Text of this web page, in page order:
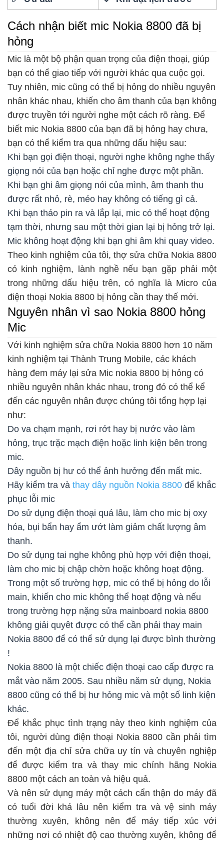
Cách nhận biết mic Nokia 8800 đã bị
hỏng
Mic là một bộ phận quan trọng của điện thoại, giúp
bạn có thể giao tiếp với người khác qua cuộc gọi.
Tuy nhiên, mic cũng có thể bị hỏng do nhiều nguyên
nhân khác nhau, khiến cho âm thanh của bạn không
được truyền tới người nghe một cách rõ ràng. Để
biết mic Nokia 8800 của bạn đã bị hỏng hay chưa,
bạn có thể kiểm tra qua những dấu hiệu sau:
Khi bạn gọi điện thoại, người nghe không nghe thấy
giọng nói của bạn hoặc chỉ nghe được một phần.
Khi bạn ghi âm giọng nói của mình, âm thanh thu
được rất nhỏ, rè, méo hay không có tiếng gì cả.
Khi bạn tháo pin ra và lắp lại, mic có thể hoạt động
tạm thời, nhưng sau một thời gian lại bị hỏng trở lại.
Mic không hoạt động khi bạn ghi âm khi quay video.
Theo kinh nghiệm của tôi, thợ sửa chữa Nokia 8800
có kinh nghiệm, lành nghề nếu bạn gặp phải một
trong những dấu hiệu trên, có nghĩa là Micro của
điện thoại Nokia 8800 bị hỏng cần thay thế mới.
Nguyên nhân vì sao Nokia 8800 hỏng
Mic
Với kinh nghiệm sửa chữa Nokia 8800 hơn 10 năm
kinh nghiệm tại Thành Trung Mobile, các khách
hàng đem máy lại sửa Mic nokia 8800 bị hỏng có
nhiều nguyên nhân khác nhau, trong đó có thể kể
đến các nguyên nhân được chúng tôi tổng hợp lại
như:
Do va chạm mạnh, rơi rớt hay bị nước vào làm
hỏng, trục trặc mạch điện hoặc linh kiện bên trong
mic.
Dây nguồn bị hư có thể ảnh hưởng đến mất mic.
Hãy kiểm tra và thay dây nguồn Nokia 8800 để khắc
phục lỗi mic
Do sử dụng điện thoại quá lâu, làm cho mic bị oxy
hóa, bụi bẩn hay ẩm ướt làm giảm chất lượng âm
thanh.
Do sử dụng tai nghe không phù hợp với điện thoại,
làm cho mic bị chập chờn hoặc không hoạt động.
Trong một số trường hợp, mic có thể bị hỏng do lỗi
main, khiến cho mic không thể hoạt động và nếu
trong trường hợp nặng sửa mainboard nokia 8800
không giải quyêt được có thể cần phải thay main
Nokia 8800 để có thể sử dụng lại được bình thường
!
Nokia 8800 là một chiếc điện thoại cao cấp được ra
mắt vào năm 2005. Sau nhiều năm sử dụng, Nokia
8800 cũng có thể bị hư hỏng mic và một số linh kiện
khác.
Để khắc phục tình trạng này theo kinh nghiệm của
tôi, người dùng điện thoại Nokia 8800 cần phải tìm
đến một địa chỉ sửa chữa uy tín và chuyên nghiệp
để được kiểm tra và thay mic chính hãng Nokia
8800 một cách an toàn và hiệu quả.
Và nên sử dụng máy một cách cẩn thận do máy đã
có tuổi đời khá lâu nên kiểm tra và vệ sinh máy
thường xuyên, không nên để máy tiếp xúc với
những nơi có nhiệt độ cao thường xuyên, không để